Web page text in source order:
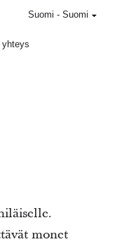
yhteys
Suomi - Suomi
monet